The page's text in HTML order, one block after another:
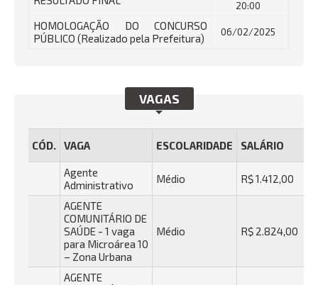
20:00
HOMOLOGAÇÃO DO CONCURSO
PÚBLICO (Realizado pela Prefeitura)
06/02/2025
VAGAS
CÓD. VAGA ESCOLARIDADE SALÁRIO
Agente
Administrativo
Médio R$ 1.412,00
AGENTE
COMUNITÁRIO DE
SAÚDE - 1 vaga
para Microárea 10
– Zona Urbana
Médio R$ 2.824,00
AGENTE